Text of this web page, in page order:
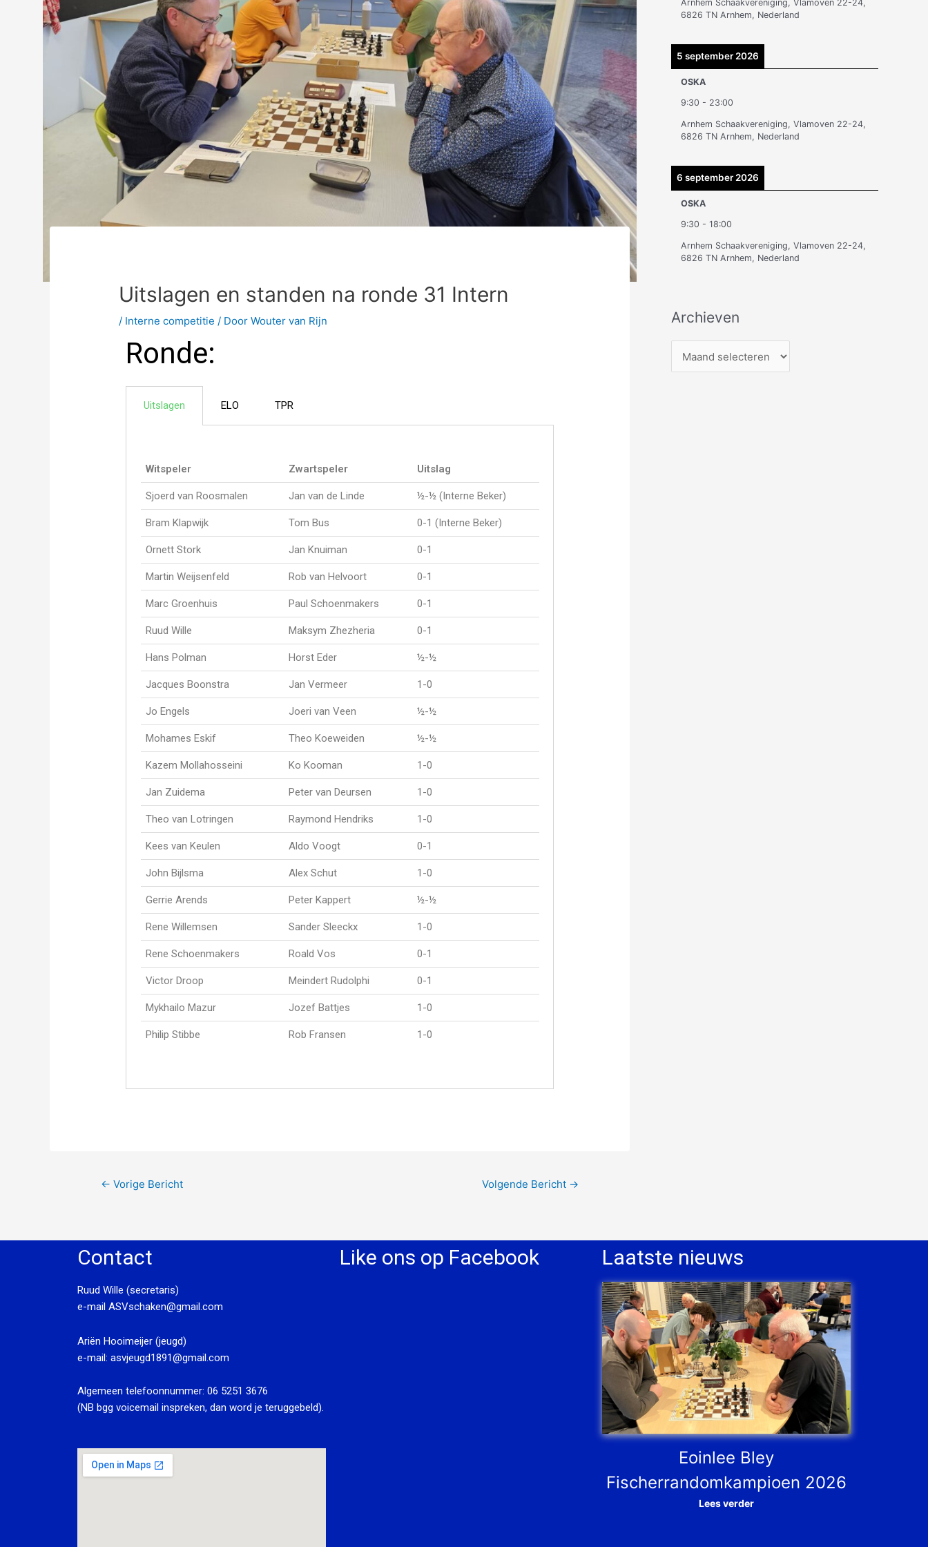
Uitslagen en standen na ronde 31 Intern
/ Interne competitie / DoorWouter van Rijn
Ronde:
Uitslagen ELO TPR
Witspeler Zwartspeler Uitslag
Sjoerd van Roosmalen Jan van de Linde ½-½ (Interne Beker)
Bram Klapwijk Tom Bus 0-1 (Interne Beker)
Ornett Stork Jan Knuiman 0-1
Martin Weijsenfeld Rob van Helvoort 0-1
Marc Groenhuis Paul Schoenmakers 0-1
Ruud Wille Maksym Zhezheria 0-1
Hans Polman Horst Eder ½-½
Jacques Boonstra Jan Vermeer 1-0
Jo Engels Joeri van Veen ½-½
Mohames Eskif Theo Koeweiden ½-½
Kazem Mollahosseini Ko Kooman 1-0
Jan Zuidema Peter van Deursen 1-0
Theo van Lotringen Raymond Hendriks 1-0
Kees van Keulen Aldo Voogt 0-1
John Bijlsma Alex Schut 1-0
Gerrie Arends Peter Kappert ½-½
Rene Willemsen Sander Sleeckx 1-0
Rene Schoenmakers Roald Vos 0-1
Victor Droop Meindert Rudolphi 0-1
Mykhailo Mazur Jozef Battjes 1-0
Philip Stibbe Rob Fransen 1-0
← Vorige Bericht Volgende Bericht →
Arnhem Schaakvereniging, Vlamoven 22-24,
6826 TN Arnhem, Nederland
5 september 2026
OSKA
9:30 - 23:00
Arnhem Schaakvereniging, Vlamoven 22-24,
6826 TN Arnhem, Nederland
6 september 2026
OSKA
9:30 - 18:00
Arnhem Schaakvereniging, Vlamoven 22-24,
6826 TN Arnhem, Nederland
Archieven
Contact
Ruud Wille (secretaris)
e-mail ASVschaken@gmail.com
Ariën Hooimeijer (jeugd)
e-mail: asvjeugd1891@gmail.com
Algemeen telefoonnummer: 06 5251 3676
(NB bgg voicemail inspreken, dan word je teruggebeld).
Like ons op Facebook Laatste nieuws
Eoinlee Bley
Fischerrandomkampioen 2026
Lees verder